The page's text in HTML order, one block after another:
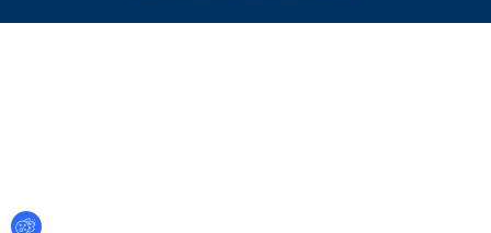
Ustawienia plików cookies